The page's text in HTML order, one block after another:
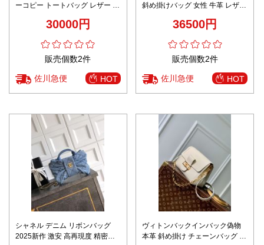
ーコピー トートバッグ レザー 牛
30000円
販売個数2件
佐川急便 HOT
斜め掛けバッグ 女性 牛革 レザー
36500円
販売個数2件
佐川急便 HOT
シャネル デニム リボンバッグ
2025新作 激安 高再現度 精密デ
ヴィトンバックインバック偽物
本革 斜め掛け チェーンバッグ 柔